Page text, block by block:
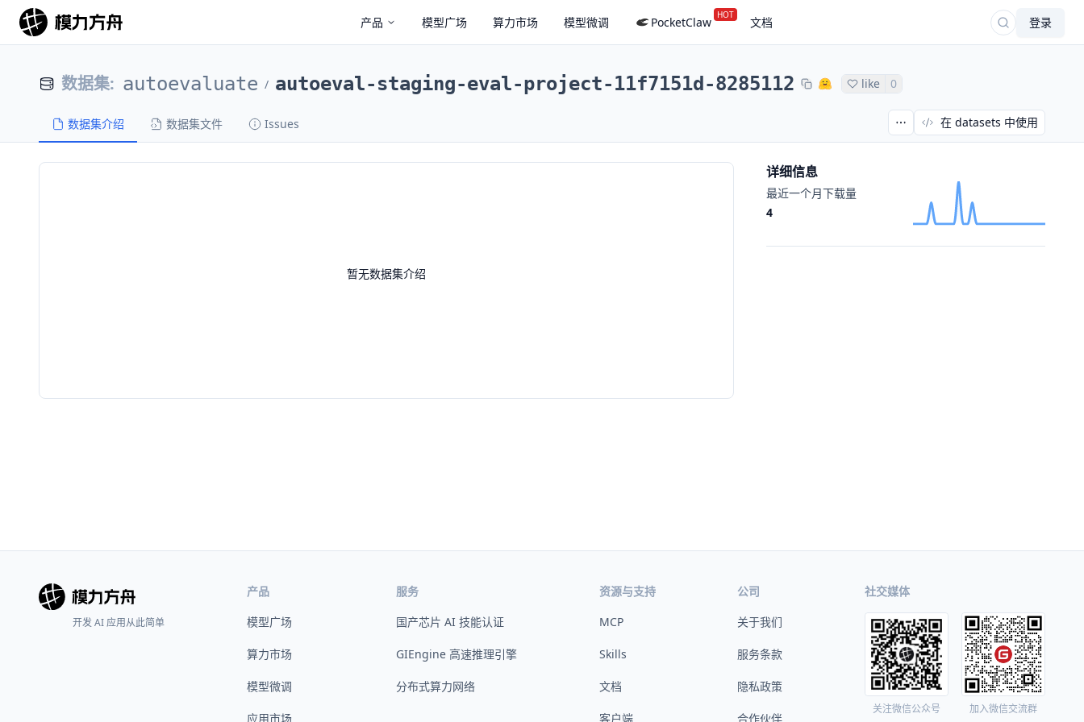
产品 模型广场 算力市场 模型微调 PocketClaw HOT 文档 登录
数据集: autoevaluate / autoeval-staging-eval-project-11f7151d-8285112 like 0
数据集介绍 数据集文件 Issues 在 datasets 中使用
暂无数据集介绍
详细信息
最近一个月下载量
4
开发 AI 应用从此简单
产品
模型广场
算力市场
模型微调
应用市场
服务
国产芯片 AI 技能认证
GIEngine 高速推理引擎
分布式算力网络
资源与支持
MCP
Skills
文档
客户端
公司
关于我们
服务条款
隐私政策
合作伙伴
社交媒体
关注微信公众号 加入微信交流群